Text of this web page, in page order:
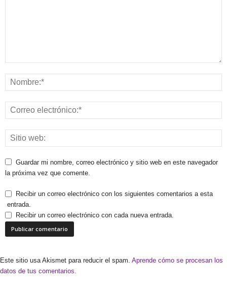
Guardar mi nombre, correo electrónico y sitio web en este navegador
la próxima vez que comente.
Recibir un correo electrónico con los siguientes comentarios a esta
entrada.
Recibir un correo electrónico con cada nueva entrada.
Este sitio usa Akismet para reducir el spam. Aprende cómo se procesan los
datos de tus comentarios.